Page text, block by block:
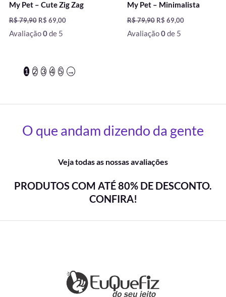
My Pet – Cute Zig Zag
R$79,90 R$ 69,00
Avaliação0de 5
My Pet – Minimalista
R$79,90 R$ 69,00
Avaliação0de 5
1 2 3 4 5 →
O que andam dizendo da gente
Veja todas as nossas avaliações
PRODUTOS COM ATÉ 80% DE DESCONTO.
CONFIRA!